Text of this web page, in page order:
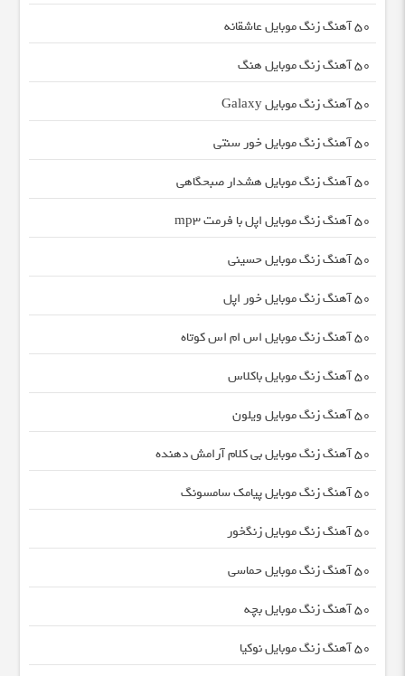
50 آهنگ زنگ موبایل عاشقانه
50 آهنگ زنگ موبایل هنگ
50 آهنگ زنگ موبایل Galaxy
50 آهنگ زنگ موبایل خور سنتی
50 آهنگ زنگ موبایل هشدار صبحگاهی
50 آهنگ زنگ موبایل اپل با فرمت mp3
50 آهنگ زنگ موبایل حسینی
50 آهنگ زنگ موبایل خور اپل
50 آهنگ زنگ موبایل اس ام اس کوتاه
50 آهنگ زنگ موبایل باکلاس
50 آهنگ زنگ موبایل ویلون
50 آهنگ زنگ موبایل بی کلام آرامش دهنده
50 آهنگ زنگ موبایل پیامک سامسونگ
50 آهنگ زنگ موبایل زنگخور
50 آهنگ زنگ موبایل حماسی
50 آهنگ زنگ موبایل بچه
50 آهنگ زنگ موبایل نوکیا